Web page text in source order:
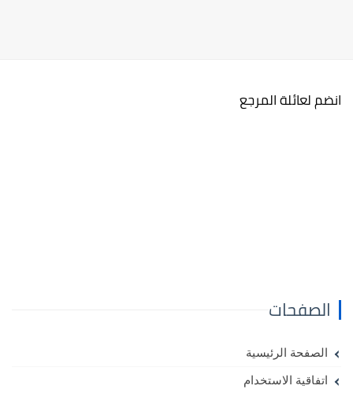
انضم لعائلة المرجع
الصفحات
الصفحة الرئيسية
اتفاقية الاستخدام